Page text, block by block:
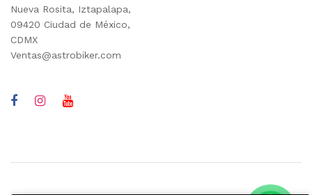
Nueva Rosita, Iztapalapa,
09420 Ciudad de México,
CDMX
Ventas@astrobiker.com